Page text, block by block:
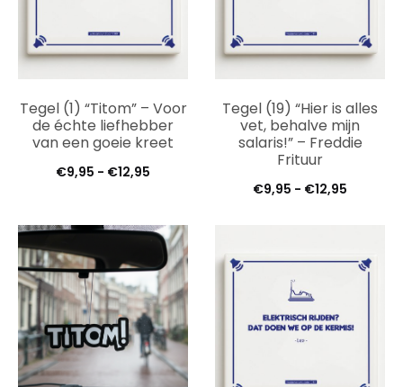
Tegel (1) “Titom” – Voor
de échte liefhebber
van een goeie kreet
€9,95 - €12,95
tot
€12,95
Tegel (19) “Hier is alles
vet, behalve mijn
salaris!” – Freddie
Frituur
€9,95 - €12,95
€12,95